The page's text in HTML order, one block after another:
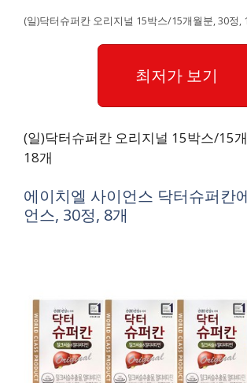
(일)닥터슈퍼칸 오리지널 15박스/15개월분, 30정,
최저가 보기
(일)닥터슈퍼칸 오리지널 15박스/15
18개
에이치엘 사이언스 닥터슈퍼칸
언스, 30정, 8개